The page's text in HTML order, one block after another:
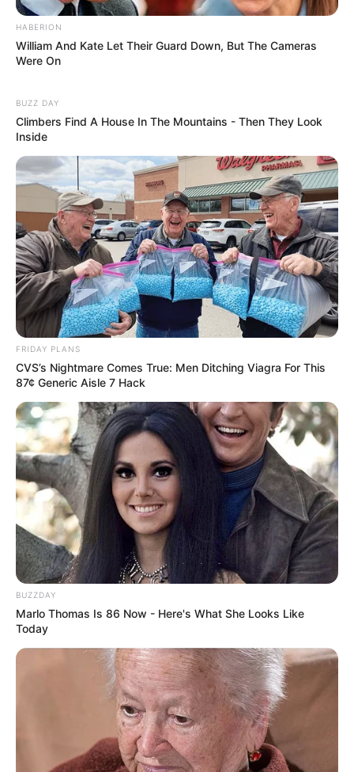
HABERION
William And Kate Let Their Guard Down, But The Cameras
Were On
BUZZ DAY
Climbers Find A House In The Mountains - Then They Look
Inside
FRIDAY PLANS
CVS’s Nightmare Comes True: Men Ditching Viagra For This
87¢ Generic Aisle 7 Hack
BUZZDAY
Marlo Thomas Is 86 Now - Here's What She Looks Like
Today